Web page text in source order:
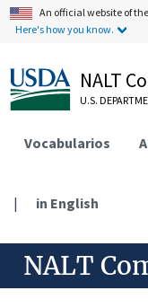
An official website of
Here's how you know.
NALT
U.S.
Vocabularios
| in English
NALT